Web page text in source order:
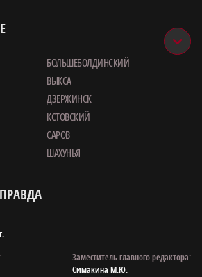
БОЛЬШЕБОЛДИНСКИЙ
ВЫКСА
ДЗЕРЖИНСК
КСТОВСКИЙ
САРОВ
ШАХУНЬЯ
Заместитель главного редактора:
Симакина М.Ю.